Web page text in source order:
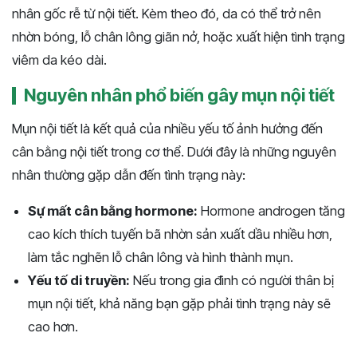
nhân gốc rễ từ nội tiết. Kèm theo đó, da có thể trở nên
nhờn bóng, lỗ chân lông giãn nở, hoặc xuất hiện tình trạng
viêm da kéo dài.
Nguyên nhân phổ biến gây mụn nội tiết
Mụn nội tiết là kết quả của nhiều yếu tố ảnh hưởng đến
cân bằng nội tiết trong cơ thể. Dưới đây là những nguyên
nhân thường gặp dẫn đến tình trạng này:
Sự mất cân bằng hormone: Hormone androgen tăng
cao kích thích tuyến bã nhờn sản xuất dầu nhiều hơn,
làm tắc nghẽn lỗ chân lông và hình thành mụn.
Yếu tố di truyền: Nếu trong gia đình có người thân bị
mụn nội tiết, khả năng bạn gặp phải tình trạng này sẽ
cao hơn.